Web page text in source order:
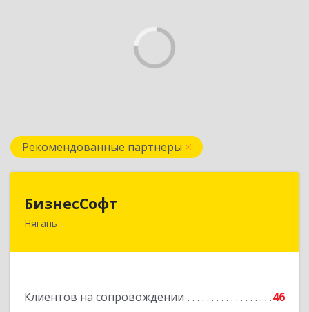
Рекомендованные партнеры
БизнесСофт
Нягань
Клиентов на сопровождении 46
628181, Ханты-Мансийский Автономный округ